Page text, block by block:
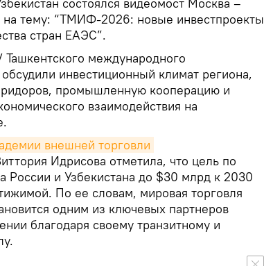
тему: “ТМИФ-2026: новые инвестпроекты
стран ЕАЭС”.
международного
инвестиционный климат региона,
промышленную кооперацию и
взаимодействия на
внешней торговли
Идрисова отметила, что цель по
России и Узбекистана до $30 млрд к 2030
По ее словам, мировая торговля
одним из ключевых партнеров
благодаря своему транзитному и